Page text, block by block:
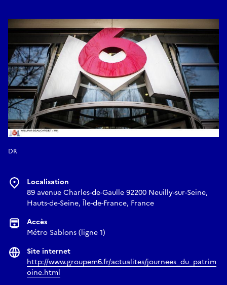
DR
Localisation
89 avenue Charles-de-Gaulle 92200 Neuilly-sur-Seine,
Hauts-de-Seine, Île-de-France, France
Accès
Métro Sablons (ligne 1)
Site internet
http://www.groupem6.fr/actualites/journees_du_patrim
oine.html